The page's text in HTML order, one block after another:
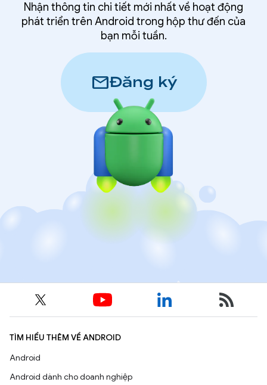
Nhận thông tin chi tiết mới nhất về hoạt động
phát triển trên Android trong hộp thư đến của
bạn mỗi tuần.
mailĐăng ký
TÌM HIỂU THÊM VỀ ANDROID
Android
Android dành cho doanh nghiệp